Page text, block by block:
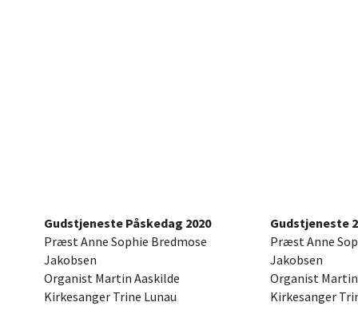
Gudstjeneste Påskedag 2020
Præst Anne Sophie Bredmose
Jakobsen
Organist Martin Aaskilde
Kirkesanger Trine Lunau
Gudstjeneste
Præst Anne
Jakobsen
Organist
Kirkesanger